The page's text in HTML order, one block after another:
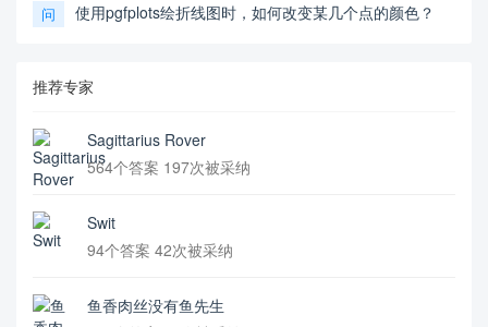
问 使用pgfplots绘折线图时，如何改变某几个点的颜色？
推荐专家
Sagittarius Rover
564个答案 197次被采纳
Swit
94个答案 42次被采纳
鱼香肉丝没有鱼先生